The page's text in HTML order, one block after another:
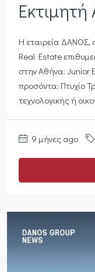
Εκτιμητή
Η εταιρεία ΔΑΝΟΣ,
Real Estate
στην Αθήνα: Junior
προσόντα: Πτυχίο
τεχνολογικής ή
9 μήνες ago